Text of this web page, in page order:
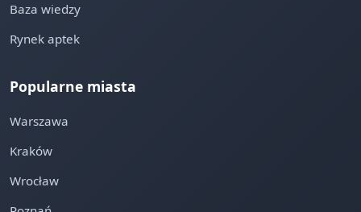
Baza wiedzy
Rynek aptek
Popularne miasta
Warszawa
Kraków
Wrocław